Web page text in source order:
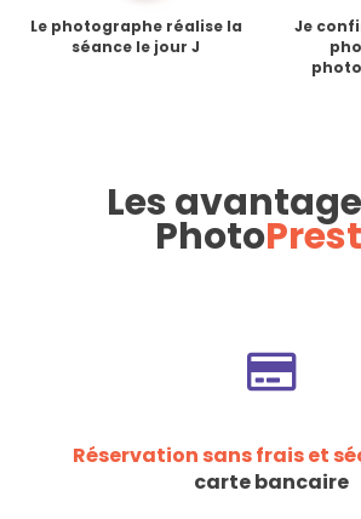
Le photographe réalise la
séance le jour J
Je
Les
Photo
Réservation sans frais et
carte bancaire